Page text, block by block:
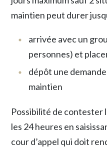
maintien peut durer
arrivée avec un
personnes) et
dépôt une
maintien
Possibilité de contester
les 24 heures en
cour d’appel qui doit